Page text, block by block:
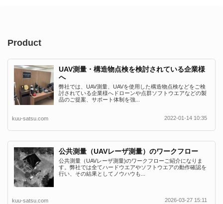
Product
UAV測量・構造物点検を検討されている企業様
へ
弊社では、UAV測量、UAVを使用した構造物点検などをご検
討されている企業様へドローンや点群ソフトウエアなどの製
品のご提案、サポート体制を強...
kuu-satsu.com 2022-01-14 10:35
公共測量（UAVレーザ測量）のワークフロー
公共測量（UAVレーザ測量)のワークフローご紹介になりま
す。弊社では全てハードウエアやソフトウエアの動作確認を
行い、その結果としてノウハウも...
kuu-satsu.com 2026-03-27 15:11